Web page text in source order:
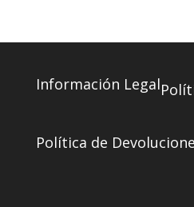
Información Legal
Política de